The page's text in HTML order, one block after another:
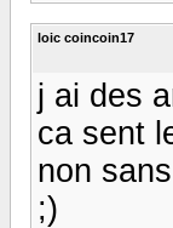
loic coincoin17
j ai des
ca sent
non
;)